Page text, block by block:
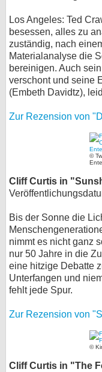
Los Angeles: Ted
besessen, alles zu
zuständig, nach
Materialanalyse die
bereinigen. Auch
verschont und seine
(Embeth Davidtz),
Zur Rezension von
©
Cliff Curtis in
Bis der Sonne die
nimmt es nicht ganz
nur 50 Jahre in die
eine hitzige Debatte
Unterfangen und
fehlt jede Spur.
Zur Rezension von
©
Cliff Curtis in "The